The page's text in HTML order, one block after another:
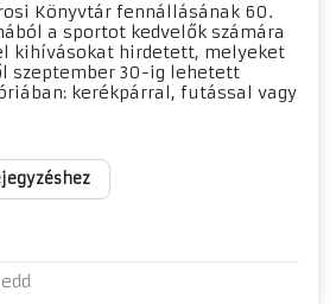
Könyvtár fennállásának 60.
a sportot kedvelők számára
kihívásokat hirdetett, melyeket
szeptember 30-ig lehetett
kerékpárral, futással vagy